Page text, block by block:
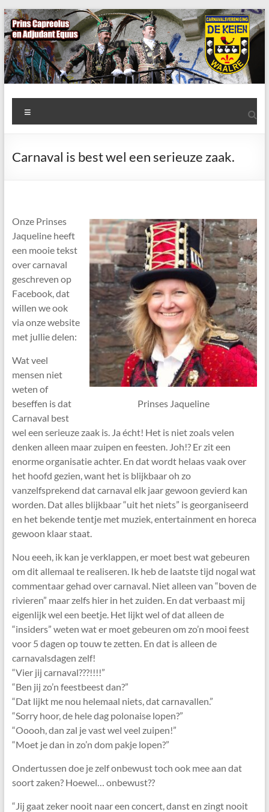
Ga
naar
de
inhoud
AWC
de
Keien
Keien
Carnaval is best wel een serieuze zaak.
Prinses Jaqueline
Onze Prinses
Jaqueline heeft
een mooie tekst
over carnaval
geschreven op
Facebook, dat
willen we ook
via onze website
met jullie delen:
Wat veel
mensen niet
weten of
beseffen is dat
Carnaval best
wel een serieuze zaak is. Ja écht! Het is niet zoals velen
denken alleen maar zuipen en feesten. Joh!? Er zit een
enorme organisatie achter. En dat wordt helaas vaak over
het hoofd gezien, want het is blijkbaar oh zo
vanzelfsprekend dat carnaval elk jaar gewoon gevierd kan
worden. Dat alles blijkbaar “uit het niets” is georganiseerd
en het bekende tentje met muziek, entertainment en horeca
gewoon klaar staat.
Nou eeeh, ik kan je verklappen, er moet best wat gebeuren
om dit allemaal te realiseren. Ik heb de laatste tijd nogal wat
commentaar gehad over carnaval. Niet alleen van “boven de
rivieren” maar zelfs hier in het zuiden. En dat verbaast mij
eigenlijk wel een beetje. Het lijkt wel of dat alleen de
“insiders” weten wat er moet gebeuren om zo’n mooi feest
voor 5 dagen op touw te zetten. En dat is alleen de
carnavalsdagen zelf!
“Vier jij carnaval???!!!!”
“Ben jij zo’n feestbeest dan?”
“Dat lijkt me nou helemaal niets, dat carnavallen.”
“Sorry hoor, de hele dag polonaise lopen?”
“Ooooh, dan zal je vast wel veel zuipen!”
“Moet je dan in zo’n dom pakje lopen?”
Ondertussen doe je zelf onbewust toch ook mee aan dat
soort zaken? Hoewel… onbewust??
“Jij gaat zeker nooit naar een concert, danst en zingt nooit